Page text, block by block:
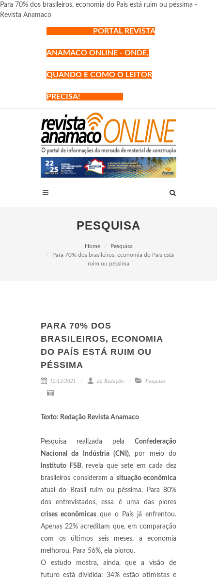
Para 70% dos brasileiros, economia do País está ruim ou péssima -
Revista Anamaco
PORTAL REVISTA
ANAMACO ONLINE - ONDE,
QUANDO E COMO O LEITOR
PRECISA!
PESQUISA
Home
Pesquisa
Para 70% dos brasileiros, economia do País está
ruim ou péssima
PARA 70% DOS
BRASILEIROS, ECONOMIA
DO PAÍS ESTÁ RUIM OU
PÉSSIMA
12/12/2021 da Redação Pesquisa
Texto: Redação Revista Anamaco
Pesquisa realizada pela Confederação
Nacional da Indústria (CNI), por meio do
Instituto FSB, revela que sete em cada dez
brasileiros consideram a situação econômica
atual do Brasil ruim ou péssima. Para 80%
dos entrevistados, essa é uma das piores
crises econômicas que o País já enfrentou.
Apenas 22% acreditam que, em comparação
com os últimos seis meses, a economia
melhorou. Para 56%, ela piorou.
O estudo mostra, ainda, que a visão de
futuro está dividida: 34% estão otimistas e